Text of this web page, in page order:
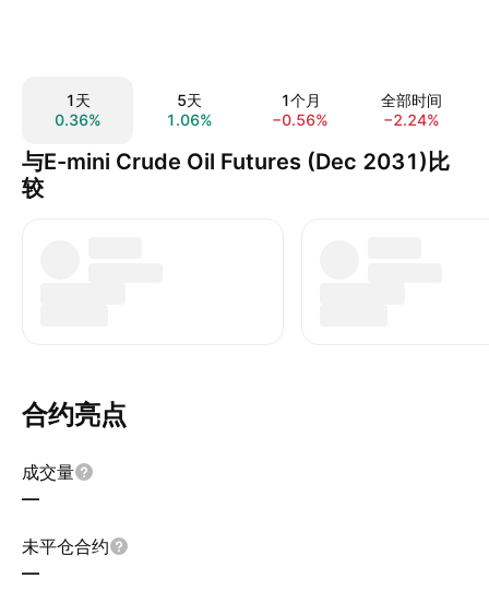
1天
0.36%
5天
1.06%
1个月
−0.56%
全部时间
−2.24%
与E-mini Crude Oil Futures (Dec 2031)比
较
合约亮点
成交量
—
未平仓合约
—